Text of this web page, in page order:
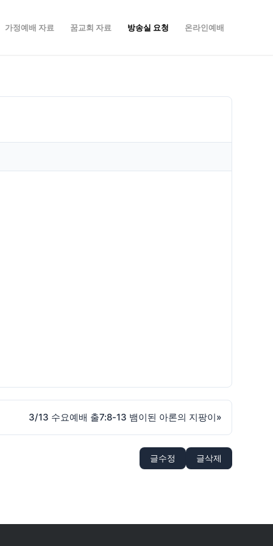
가정예배 자료 꿈교회 자료 방송실 요청 온라인예배
3/13 수요예배 출7:8-13 뱀이된 아론의 지팡이»
글수정 글삭제